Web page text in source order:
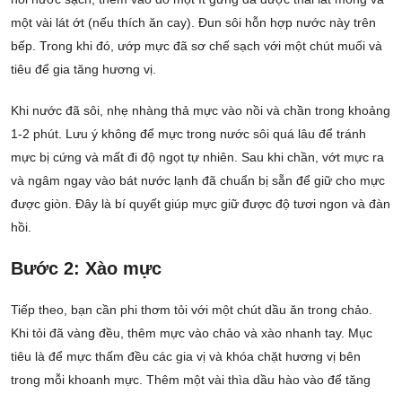
một vài lát ớt (nếu thích ăn cay). Đun sôi hỗn hợp nước này trên
bếp. Trong khi đó, ướp mực đã sơ chế sạch với một chút muối và
tiêu để gia tăng hương vị.
Khi nước đã sôi, nhẹ nhàng thả mực vào nồi và chần trong khoảng
1-2 phút. Lưu ý không để mực trong nước sôi quá lâu để tránh
mực bị cứng và mất đi độ ngọt tự nhiên. Sau khi chần, vớt mực ra
và ngâm ngay vào bát nước lạnh đã chuẩn bị sẵn để giữ cho mực
được giòn. Đây là bí quyết giúp mực giữ được độ tươi ngon và đàn
hồi.
Bước 2: Xào mực
Tiếp theo, bạn cần phi thơm tỏi với một chút dầu ăn trong chảo.
Khi tỏi đã vàng đều, thêm mực vào chảo và xào nhanh tay. Mục
tiêu là để mực thấm đều các gia vị và khóa chặt hương vị bên
trong mỗi khoanh mực. Thêm một vài thìa dầu hào vào để tăng